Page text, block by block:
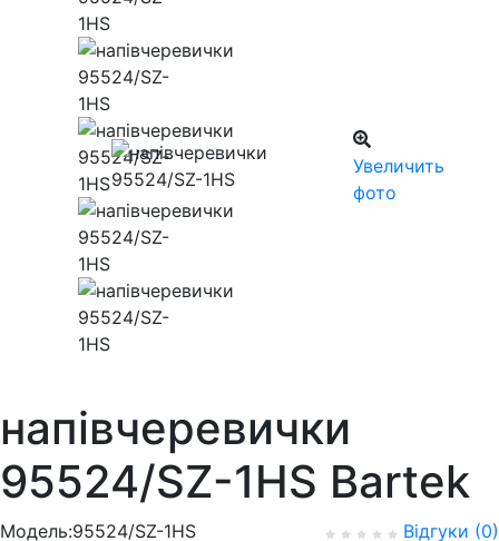
Увеличить
фото
напівчеревички
95524/SZ-1HS Bartek
Модель:95524/SZ-1HS
Відгуки (0)